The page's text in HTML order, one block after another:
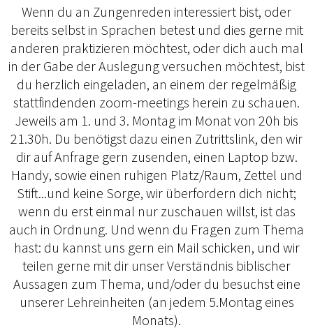
Wenn du an Zungenreden interessiert bist, oder
bereits selbst in Sprachen betest und dies gerne mit
anderen praktizieren möchtest, oder dich auch mal
in der Gabe der Auslegung versuchen möchtest, bist
du herzlich eingeladen, an einem der regelmäßig
stattfindenden zoom-meetings herein zu schauen.
Jeweils am 1. und 3. Montag im Monat von 20h bis
21.30h. Du benötigst dazu einen Zutrittslink, den wir
dir auf Anfrage gern zusenden, einen Laptop bzw.
Handy, sowie einen ruhigen Platz/Raum, Zettel und
Stift...und keine Sorge, wir überfordern dich nicht;
wenn du erst einmal nur zuschauen willst, ist das
auch in Ordnung. Und wenn du Fragen zum Thema
hast: du kannst uns gern ein Mail schicken, und wir
teilen gerne mit dir unser Verständnis biblischer
Aussagen zum Thema, und/oder du besuchst eine
unserer Lehreinheiten (an jedem 5.Montag eines
Monats).